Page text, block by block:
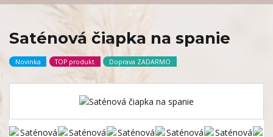
Saténová čiapka na spanie
Novinka TOP produkt Doprava ZADARMO